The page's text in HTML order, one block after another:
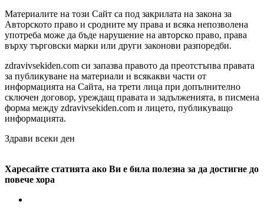
Материалите на този Сайт са под закрилата на закона за
Авторското право и сродните му права и всяка непозволена
употреба може да бъде нарушение на авторско право, права
върху търговски марки или други законови разпоредби.
zdravivsekiden.com си запазва правото да преотстъпва правата
за публикуване на материали и всякакви части от
информацията на Сайта, на трети лица при допълнително
сключен договор, уреждащ правата и задълженията, в писмена
форма между zdravivsekiden.com и лицето, публикуващо
информацията.
Здрави всеки ден
Харесайте статията ако Ви е била полезна за да достигне до
повече хора